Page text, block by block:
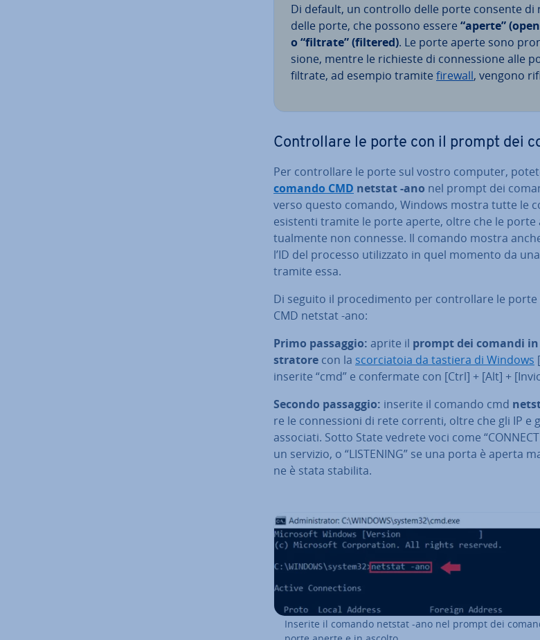
Di default, un controllo delle porte consente di
delle porte, che possono essere “aperte”
o “filtrate” (filtered). Le porte aperte sono
sio­ne, mentre le richieste di con­nes­sio­ne alle
filtrate, ad esempio tramite firewall, vengono
Con­trol­la­re le porte con il prompt dei
Per con­trol­la­re le porte sul vostro computer,
comando CMD netstat -ano nel prompt dei
ver­so questo comando, Windows mostra tutte le
esistenti tramite le porte aperte, oltre che le
tual­men­te non connesse. Il comando mostra
l’ID del processo uti­liz­za­to in quel momento da
tramite essa.
Di seguito il pro­ce­di­men­to per con­trol­la­re le
CMD netstat -ano:
Primo passaggio: aprite il prompt dei comandi
stra­to­re con la scor­cia­to­ia da tastiera di Windows
inserite “cmd” e con­fer­ma­te con [Ctrl] + [Alt] +
Secondo passaggio: inserite il comando cmd
re le con­nes­sio­ni di rete correnti, oltre che gli IP e
associati. Sotto State vedrete voci come
un servizio, o “LISTENING” se una porta è aperta
ne è stata stabilita.
Inserite il comando netstat -ano nel prompt dei